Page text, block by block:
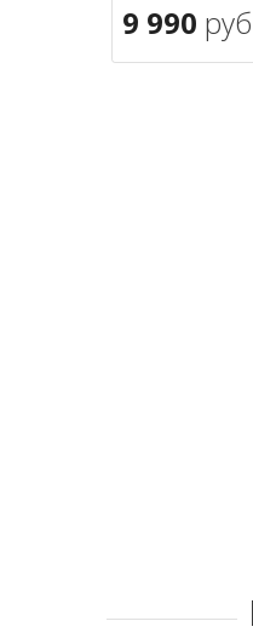
9 990 руб
В корзину